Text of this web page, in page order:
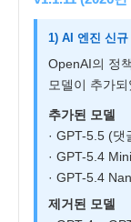
1) AI 엔진 신
OpenAI의 정
모델이 추가되
추가된 모델
· GPT-5.5 (
· GPT-5.4
· GPT-5.4
제거된 모델